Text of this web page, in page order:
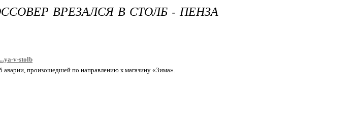
ВРЕЗАЛСЯ В СТОЛБ - ПЕНЗА
v-stolb
произошедшей по направлению к магазину «Зима».